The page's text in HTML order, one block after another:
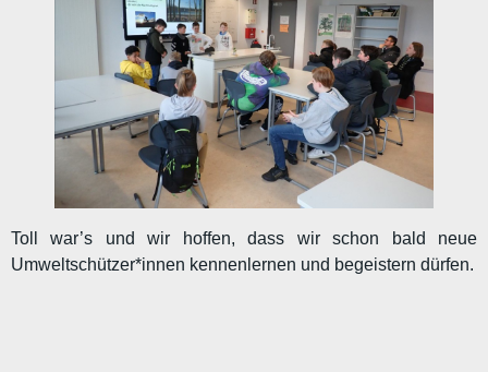
Toll war’s und wir hoffen, dass wir schon bald neue
Umweltschützer*innen kennenlernen und begeistern dürfen.